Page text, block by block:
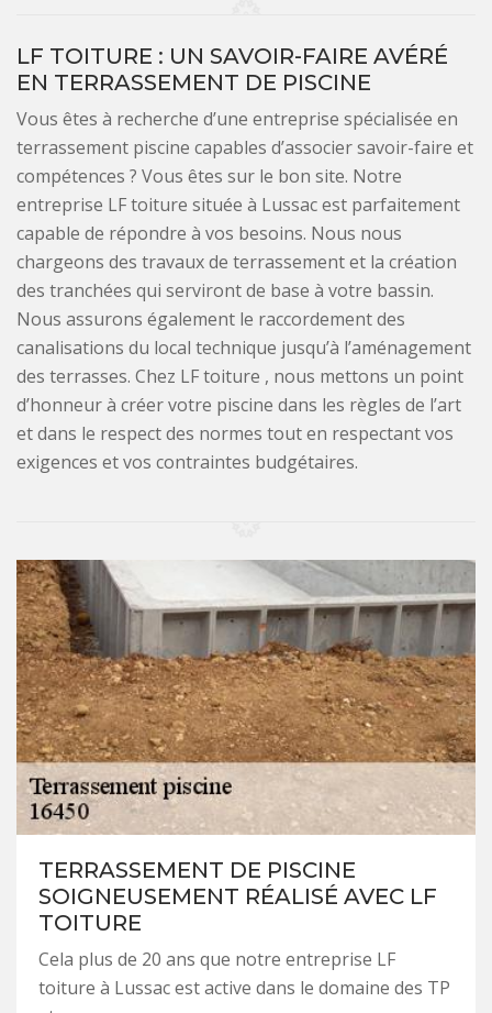
LF TOITURE : UN SAVOIR-FAIRE AVÉRÉ
EN TERRASSEMENT DE PISCINE
Vous êtes à recherche d’une entreprise spécialisée en
terrassement piscine capables d’associer savoir-faire et
compétences ? Vous êtes sur le bon site. Notre
entreprise LF toiture située à Lussac est parfaitement
capable de répondre à vos besoins. Nous nous
chargeons des travaux de terrassement et la création
des tranchées qui serviront de base à votre bassin.
Nous assurons également le raccordement des
canalisations du local technique jusqu’à l’aménagement
des terrasses. Chez LF toiture , nous mettons un point
d’honneur à créer votre piscine dans les règles de l’art
et dans le respect des normes tout en respectant vos
exigences et vos contraintes budgétaires.
TERRASSEMENT DE PISCINE
SOIGNEUSEMENT RÉALISÉ AVEC LF
TOITURE
Cela plus de 20 ans que notre entreprise LF
toiture à Lussac est active dans le domaine des TP